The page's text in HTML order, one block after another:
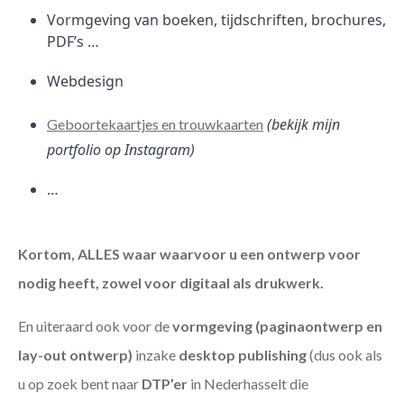
Vormgeving van boeken, tijdschriften, brochures,
PDF’s …
Webdesign
Geboortekaartjes en trouwkaarten (bekijk mijn
portfolio op Instagram)
…
Kortom, ALLES waar waarvoor u een ontwerp voor
nodig heeft, zowel voor digitaal als drukwerk.
En uiteraard ook voor devormgeving (paginaontwerp en
lay-out ontwerp) inzake desktop publishing(dus ook als
u op zoek bent naar DTP’er in Nederhasselt die